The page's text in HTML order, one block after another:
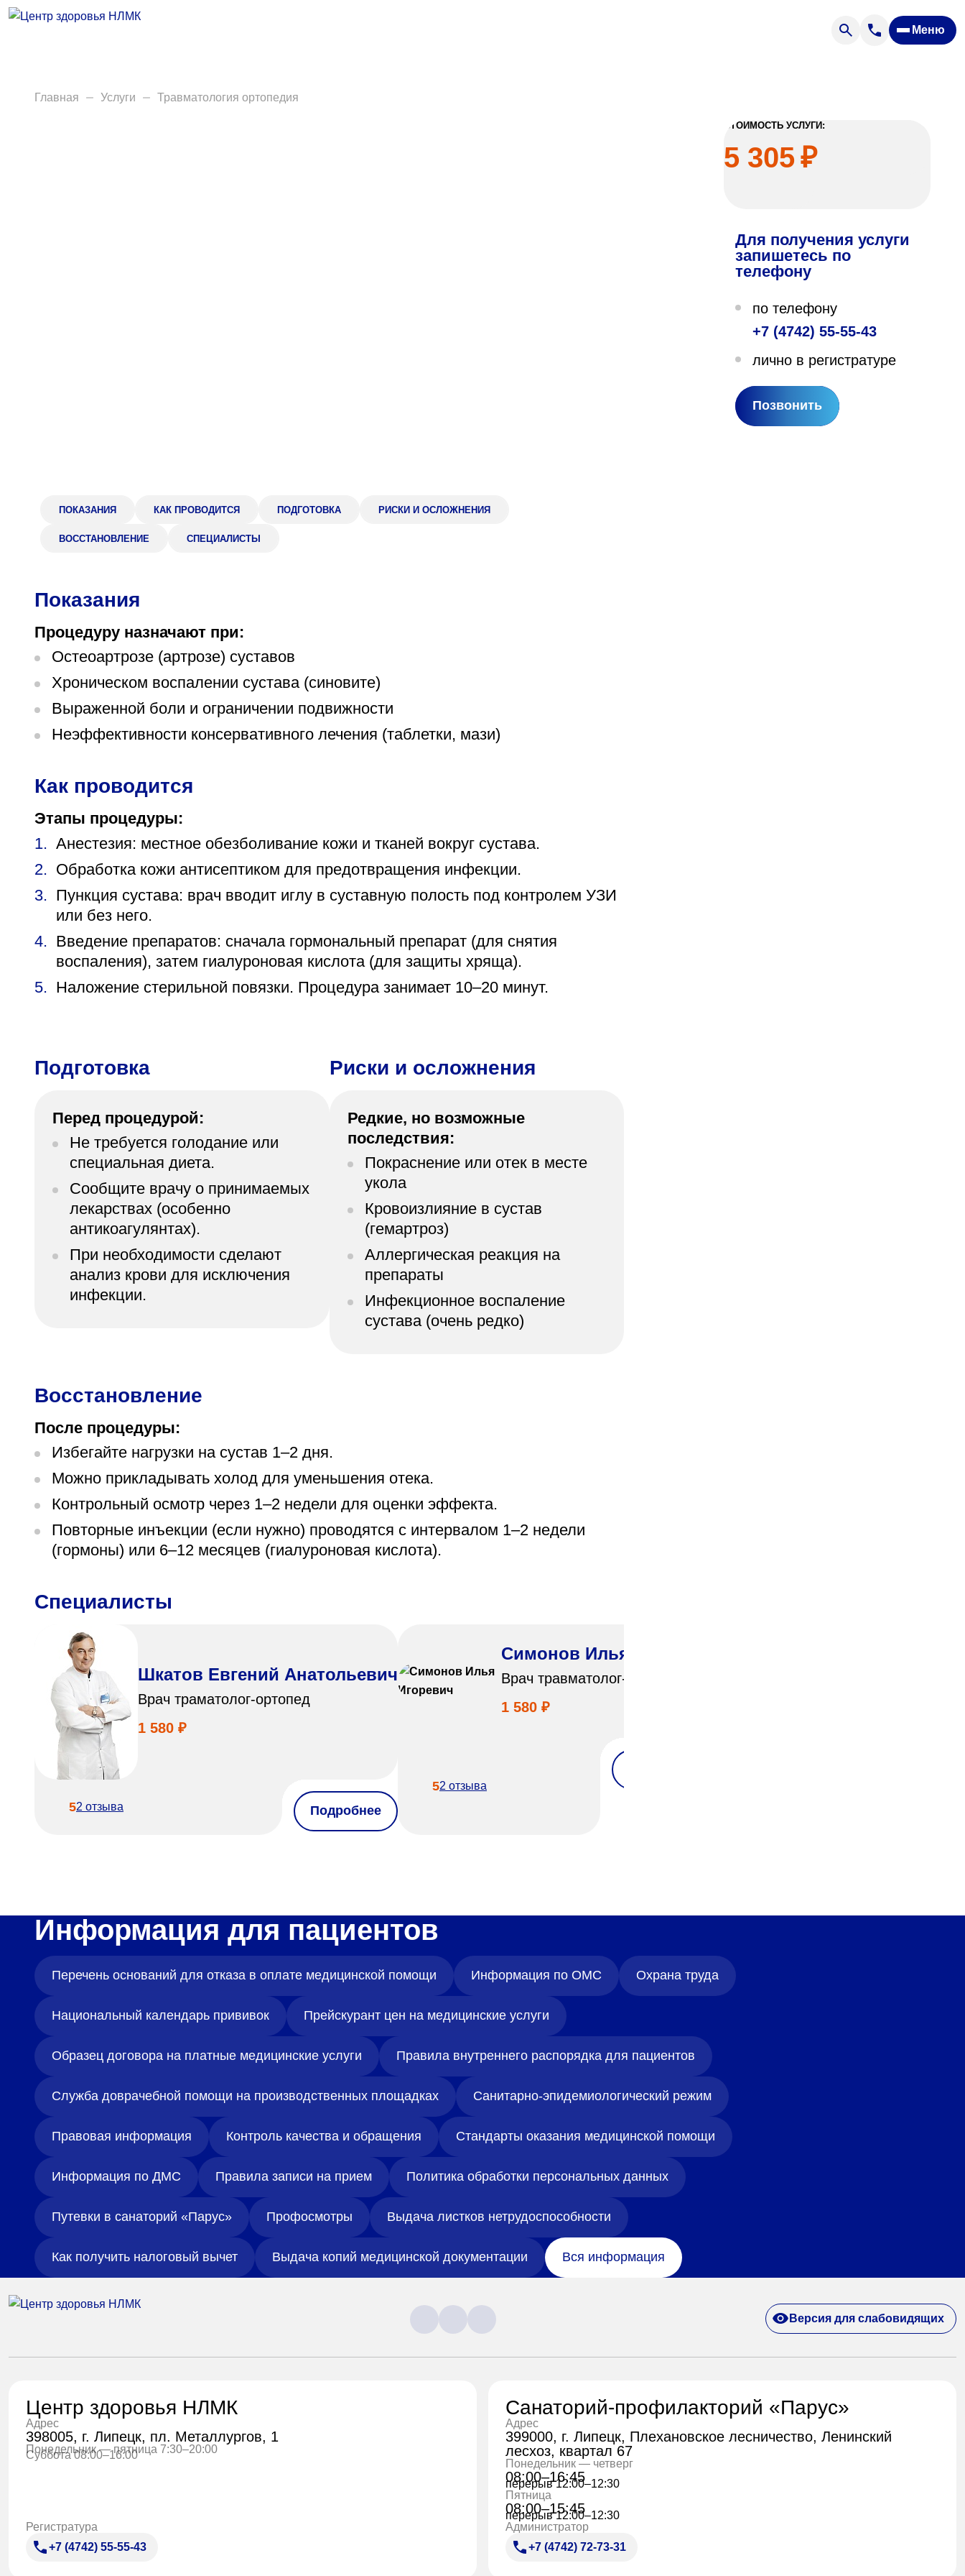
Меню
Анализы
Санаторий-профилакторий «Парус»
399000, г. Липецк, Плехановское лесничество,
Главная Услуги Травматология ортопедия
ПОКАЗАНИЯ КАК ПРОВОДИТСЯ ПОДГОТОВКА РИСКИ И ОСЛОЖНЕНИЯ
ВОССТАНОВЛЕНИЕ СПЕЦИАЛИСТЫ
Показания
Процедуру назначают при:
Остеоартрозе (артрозе) суставов
Хроническом воспалении сустава (синовите)
Выраженной боли и ограничении подвижности
Неэффективности консервативного лечения (таблетки, мази)
Как проводится
Этапы процедуры:
Анестезия: местное обезболивание кожи и тканей вокруг сустава.
Обработка кожи антисептиком для предотвращения инфекции.
Пункция сустава: врач вводит иглу в суставную полость под контролем УЗИ
или без него.
Введение препаратов: сначала гормональный препарат (для снятия
воспаления), затем гиалуроновая кислота (для защиты хряща).
Наложение стерильной повязки. Процедура занимает 10–20 минут.
Подготовка
Перед процедурой:
Не требуется голодание или
специальная диета.
Сообщите врачу о принимаемых
лекарствах (особенно
антикоагулянтах).
При необходимости сделают
анализ крови для исключения
инфекции.
Риски и осложнения
Редкие, но возможные
последствия:
Покраснение или отек в месте
укола
Кровоизлияние в сустав
(гемартроз)
Аллергическая реакция на
препараты
Инфекционное воспаление
сустава (очень редко)
Восстановление
После процедуры:
Избегайте нагрузки на сустав 1–2 дня.
Можно прикладывать холод для уменьшения отека.
Контрольный осмотр через 1–2 недели для оценки эффекта.
Повторные инъекции (если нужно) проводятся с интервалом 1–2 недели
(гормоны) или 6–12 месяцев (гиалуроновая кислота).
Специалисты
Шкатов Евгений Анатольевич
Врач траматолог-ортопед
1 580 ₽
52 отзыва Подробнее
Симонов Илья Игоревич
Врач травматолог-ортопед
1 580 ₽
52 отзыва
СТОИМОСТЬ УСЛУГИ:
5 305₽
Для получения услуги
запишетесь по
телефону
по телефону
+7 (4742) 55-55-43
лично в регистратуре
Позвонить
Информация для пациентов
Перечень оснований для отказа в оплате медицинской помощи Информация по ОМС Охрана труда
Национальный календарь прививок Прейскурант цен на медицинские услуги
Образец договора на платные медицинские услуги Правила внутреннего распорядка для пациентов
Служба доврачебной помощи на производственных площадках Санитарно-эпидемиологический режим
Правовая информация Контроль качества и обращения Стандарты оказания медицинской помощи
Информация по ДМС Правила записи на прием Политика обработки персональных данных
Путевки в санаторий «Парус» Профосмотры Выдача листков нетрудоспособности
Как получить налоговый вычет Выдача копий медицинской документации Вся информация
Версия для слабовидящих
Центр здоровья НЛМК
Адрес
398005, г. Липецк, пл. Металлургов, 1
Понедельник — пятница 7:30–20:00
Суббота 08:00–16:00
Регистратура
+7 (4742) 55-55-43
Санаторий-профилакторий «Парус»
Адрес
399000, г. Липецк, Плехановское лесничество, Ленинский
лесхоз, квартал 67
Понедельник — четверг
08:00–16:45
перерыв 12:00–12:30
Пятница
08:00–15:45
перерыв 12:00–12:30
Администратор
+7 (4742) 72-73-31